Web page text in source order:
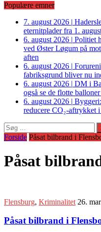
Populære emner
7. august 2026 |
eternitplader fra 1.
6. august 2026 | Politiet
ved Øster Løgum på
aften
6. august 2026 |
fabriksgrund bliver nu
6. august 2026 | DM i
også se de flotte
6. august 2026 |
reducere CO₂-aftrykket
Søg
efter:
Forside Påsat bilbrand i
Påsat
Flensburg, Kriminalitet 26.
Påsat bilbrand i